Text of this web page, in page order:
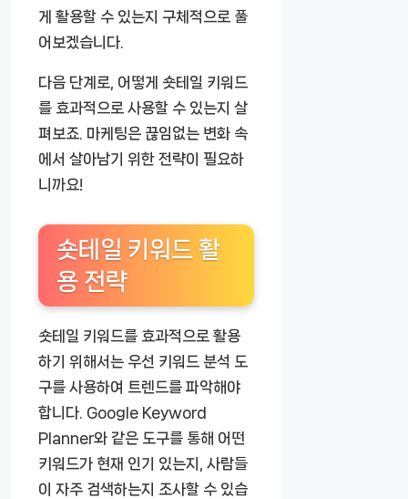
게 활용할 수 있는지 구체적으로 풀
어보겠습니다.
다음 단계로, 어떻게 숏테일 키워드
를 효과적으로 사용할 수 있는지 살
펴보죠. 마케팅은 끊임없는 변화 속
에서 살아남기 위한 전략이 필요하
니까요!
숏테일 키워드 활
용 전략
숏테일 키워드를 효과적으로 활용
하기 위해서는 우선 키워드 분석 도
구를 사용하여 트렌드를 파악해야
합니다. Google Keyword
Planner와 같은 도구를 통해 어떤
키워드가 현재 인기 있는지, 사람들
이 자주 검색하는지 조사할 수 있습